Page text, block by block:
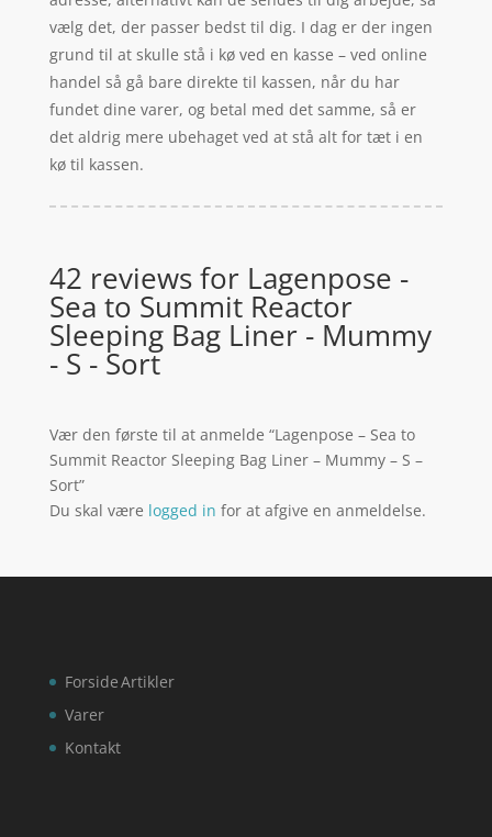
vælg det, der passer bedst til dig. I dag er der ingen
grund til at skulle stå i kø ved en kasse – ved online
handel så gå bare direkte til kassen, når du har
fundet dine varer, og betal med det samme, så er
det aldrig mere ubehaget ved at stå alt for tæt i en
kø til kassen.
42 reviews for Lagenpose -
Sea to Summit Reactor
Sleeping Bag Liner - Mummy
- S - Sort
Vær den første til at anmelde “Lagenpose – Sea to
Summit Reactor Sleeping Bag Liner – Mummy – S –
Sort”
Du skal være logged in for at afgive en anmeldelse.
Forside
Varer
Kontakt
Artikler